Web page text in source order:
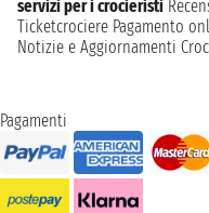
servizi per i crocieristi
Ticketcrociere Pagamento
Notizie e Aggiornamenti
Pagamenti